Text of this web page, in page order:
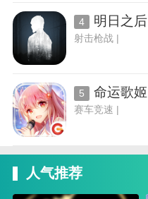
4 明日之后
射击枪战 |
5 命运歌姬
赛车竞速 |
人气推荐